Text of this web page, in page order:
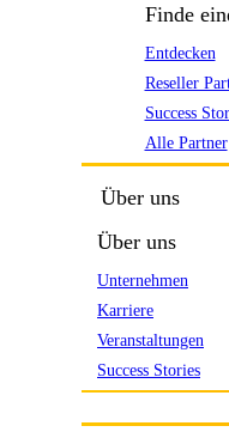
Finde
Entdecken
Reseller
Success
Alle Partner
Über uns
Über uns
Unternehmen
Karriere
Veranstaltungen
Success Stories